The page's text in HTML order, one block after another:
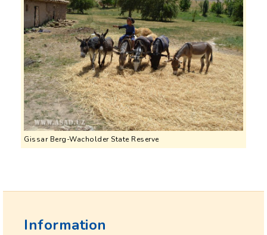
Gissar Berg-Wacholder State Reserve
Information